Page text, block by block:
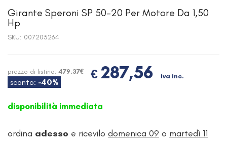
Girante Speroni SP 50-20 Per Motore Da 1,50
Hp
SKU: 007203264
prezzo di listino:479.37€
sconto: -40%
€ 287,56 iva inc.
disponibilità immediata
ordina adesso e ricevilo domenica 09 o martedì 11